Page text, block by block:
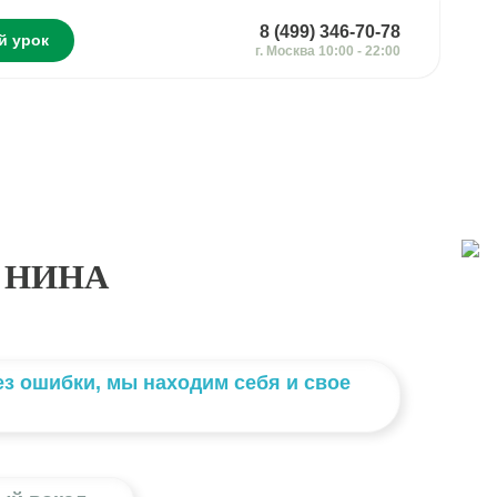
урок 8 (499) 346-70-78
г. Москва 10:00 - 22:00
ошибки, мы находим себя и свое